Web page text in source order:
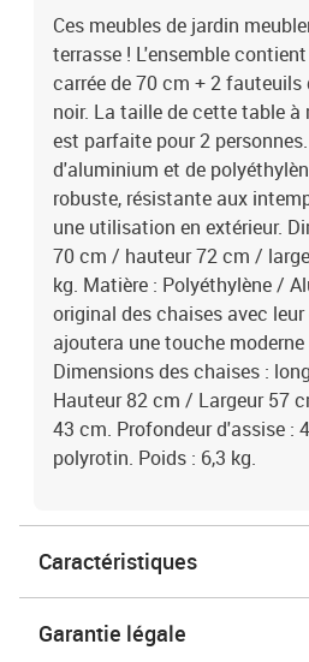
Ces meubles de jardin
terrasse ! L'ensemble
carrée de 70 cm + 2
noir. La taille de cette table à
est parfaite pour 2
d'aluminium et de
robuste, résistante aux
une utilisation en extérieur.
70 cm / hauteur 72 cm /
kg. Matière : Polyéthylène /
original des chaises avec
ajoutera une touche
Dimensions des chaises :
Hauteur 82 cm / Largeur 57
43 cm. Profondeur d'assise :
polyrotin. Poids : 6,3 kg.
Caractéristiques
Garantie légale